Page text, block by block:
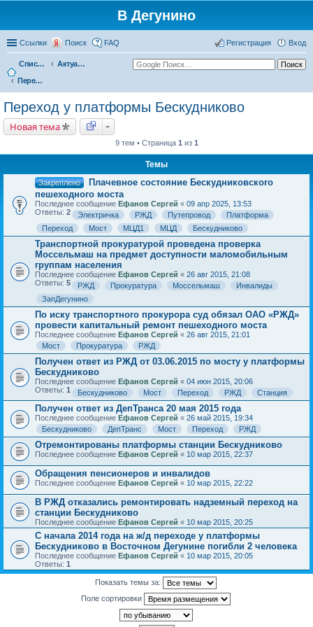
В Дегунино
Ссылки Поиск FAQ Вход
Регистрация
Список форумов
Актуальные вопросы
Переход у платформы Бескудниково
Переход у платформы Бескудниково
Новая тема
9 тем • Страница 1 из 1
Темы
Закреплено
Плачевное состояние Бескудниковского
пешеходного моста
Последнее сообщение Ефанов Сергей « 09 апр 2025, 13:53
Ответы: 2 Электричка РЖД Путепровод
Платформа
Переход
Мост МЦД1 МЦД Бескудниково
Транспортной прокуратурой проведена проверка
Моссельмаш на предмет доступности маломобильным
группам населения
Последнее сообщение Ефанов Сергей « 26 авг 2015, 21:08
Ответы: 5 РЖД Прокуратура Моссельмаш
Инвалиды
ЗапДегунино
По иску транспортного прокурора суд обязал ОАО «РЖД»
провести капитальный ремонт пешеходного моста
Последнее сообщение Ефанов Сергей « 26 авг 2015, 21:01
Мост
Прокуратура РЖД
Получен ответ из РЖД от 03.06.2015 по мосту у платформы
Бескудниково
Последнее сообщение Ефанов Сергей « 04 июн 2015, 20:06
Ответы: 1 Бескудниково Мост Переход РЖД Станция
Получен ответ из ДепТранса 20 мая 2015 года
Последнее сообщение Ефанов Сергей « 26 май 2015, 19:34
Бескудниково
ДепТранс Мост Переход РЖД
Отремонтированы платформы станции Бескудниково
Последнее сообщение Ефанов Сергей « 10 мар 2015, 22:37
Обращения пенсионеров и инвалидов
Последнее сообщение Ефанов Сергей « 10 мар 2015, 22:22
В РЖД отказались ремонтировать надземный переход на
станции Бескудниково
Последнее сообщение Ефанов Сергей « 10 мар 2015, 20:25
С начала 2014 года на ж/д переходе у платформы
Бескудниково в Восточном Дегунине погибли 2 человека
Последнее сообщение Ефанов Сергей « 10 мар 2015, 20:05
Ответы: 1
Показать темы за:
Поле сортировки